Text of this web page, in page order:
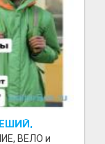
/
ВЕЛО и